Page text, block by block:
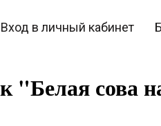
Вход в личный кабинет
"Белая сова